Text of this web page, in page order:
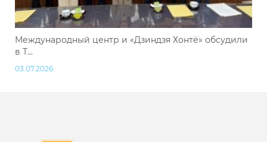
Международный центр и «Дзиндзя Хонтё» обсудили
в Т...
03.07.2026